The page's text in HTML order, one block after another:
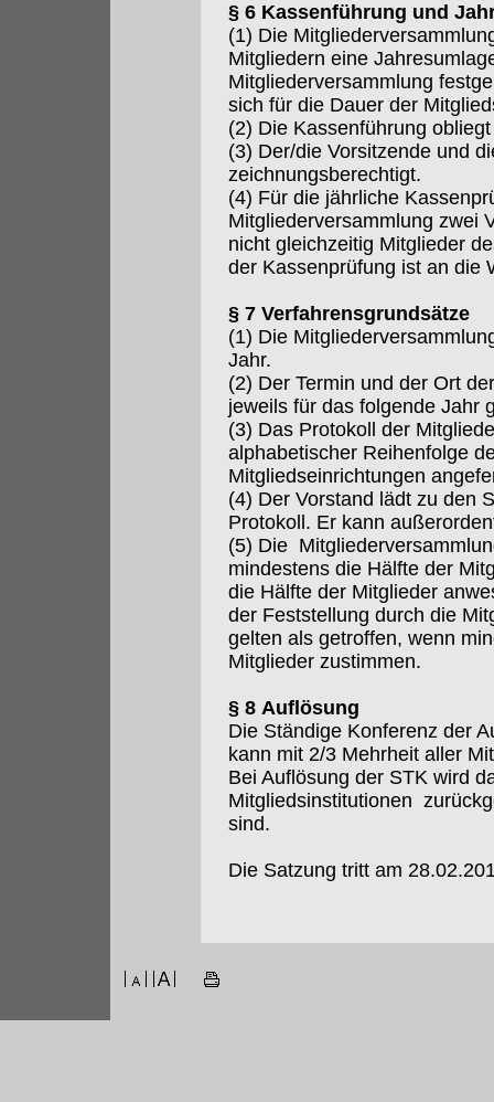
§ 6 Kassenführung und
(1) Die
Mitgliedern eine
Mitgliederversammlung
sich für die Dauer der
(2) Die Kassenführung
(3) Der/die Vorsitzende und
zeichnungsberechtigt.
(4) Für die jährliche
Mitgliederversammlung zwei
nicht gleichzeitig Mitglieder
der Kassenprüfung ist an die
§ 7 Verfahrensgrundsätze
(1) Die
Jahr.
(2) Der Termin und der Ort
jeweils für das folgende Jahr
(3) Das Protokoll der
alphabetischer Reihenfolge
Mitgliedseinrichtungen
(4) Der Vorstand lädt zu den
Protokoll. Er kann
(5) Die
mindestens die Hälfte der
die Hälfte der Mitglieder
der Feststellung durch die
gelten als getroffen, wenn
Mitglieder zustimmen.
§ 8 Auflösung
Die Ständige Konferenz der
kann mit 2/3 Mehrheit aller
Bei Auflösung der STK wird
Mitgliedsinstitutionen
sind.
Die Satzung tritt am